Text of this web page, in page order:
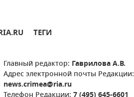
ТЕГИ
Главный редактор: Гаврилова А.В.
Адрес электронной почты Редакции:
news.crimea@ria.ru